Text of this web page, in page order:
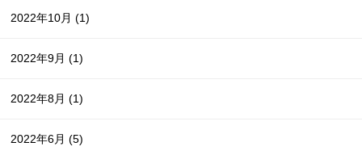
2022年10月(1)
2022年9月(1)
2022年8月(1)
2022年6月(5)